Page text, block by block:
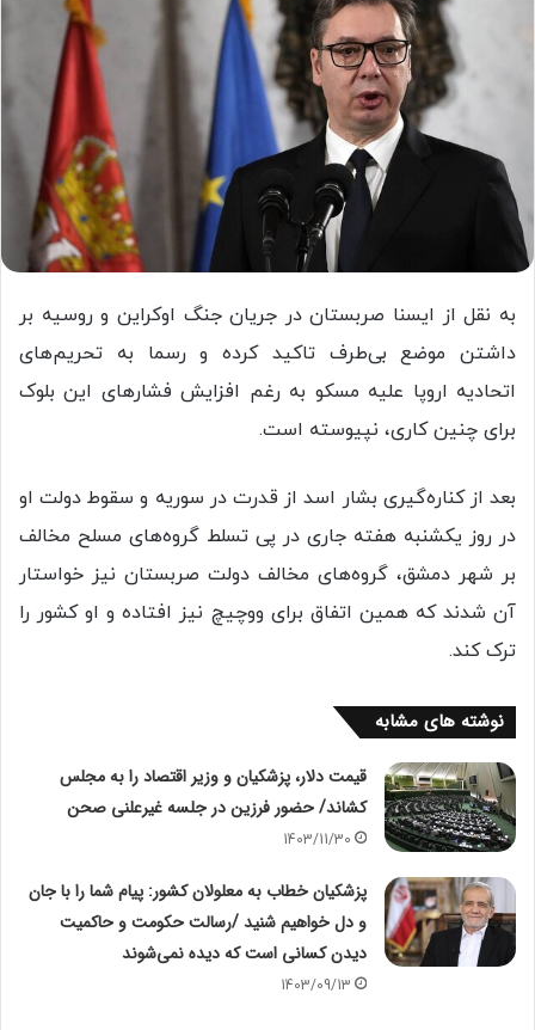
به نقل از ایسنا صربستان در جریان جنگ اوکراین و روسیه بر
داشتن موضع بی‌طرف تاکید کرده و رسما به تحریم‌های
اتحادیه اروپا علیه مسکو به رغم افزایش فشارهای این بلوک
برای چنین کاری، ‌نپیوسته است.
بعد از کناره‌گیری بشار اسد از قدرت در سوریه و سقوط دولت او
در روز یکشنبه هفته جاری در پی تسلط گروه‌های مسلح مخالف
بر شهر دمشق، گروه‌های مخالف دولت صربستان نیز خواستار
آن شدند که همین اتفاق برای ووچیچ نیز افتاده و او کشور را
ترک کند.
نوشته های مشابه
قیمت دلار، پزشکیان و وزیر اقتصاد را به مجلس
کشاند/ حضور فرزین در جلسه غیرعلنی صحن
1403/11/30
پزشکیان خطاب به معلولان کشور: پیام شما را با جان
و دل خواهیم شنید /رسالت حکومت و حاکمیت
دیدن کسانی است که دیده نمی‌شوند
1403/09/13